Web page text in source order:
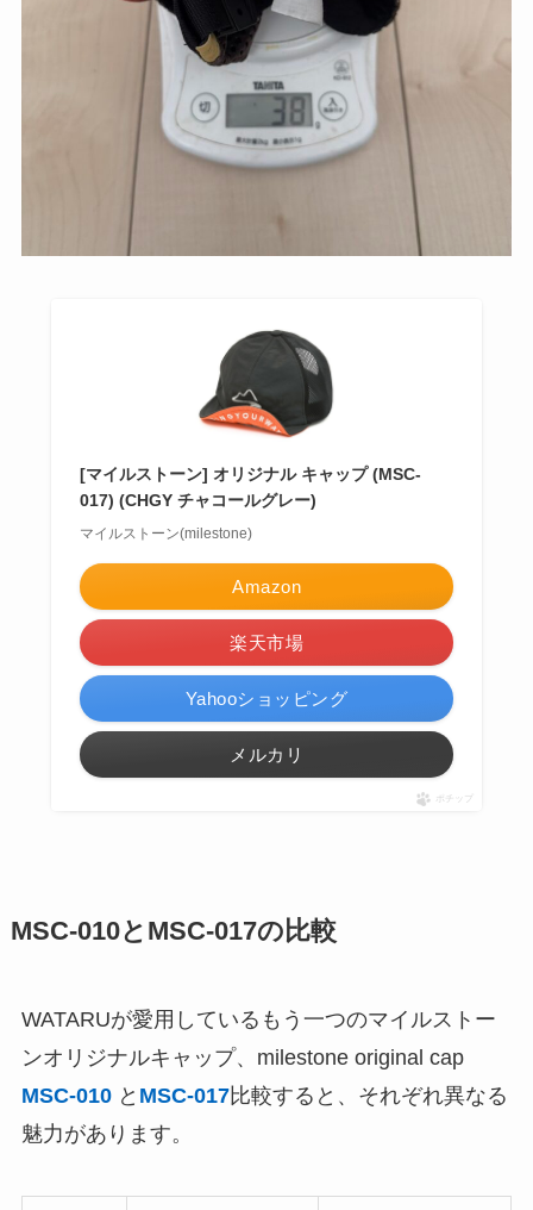
[マイルストーン] オリジナル キャップ (MSC-
017) (CHGY チャコールグレー)
マイルストーン(milestone)
Amazon
楽天市場
Yahooショッピング
メルカリ
ポチップ
MSC-010とMSC-017の比較
WATARUが愛用しているもう一つのマイルストー
ンオリジナルキャップ、milestone original cap
MSC-010と MSC-017比較すると、それぞれ異なる
魅力があります。